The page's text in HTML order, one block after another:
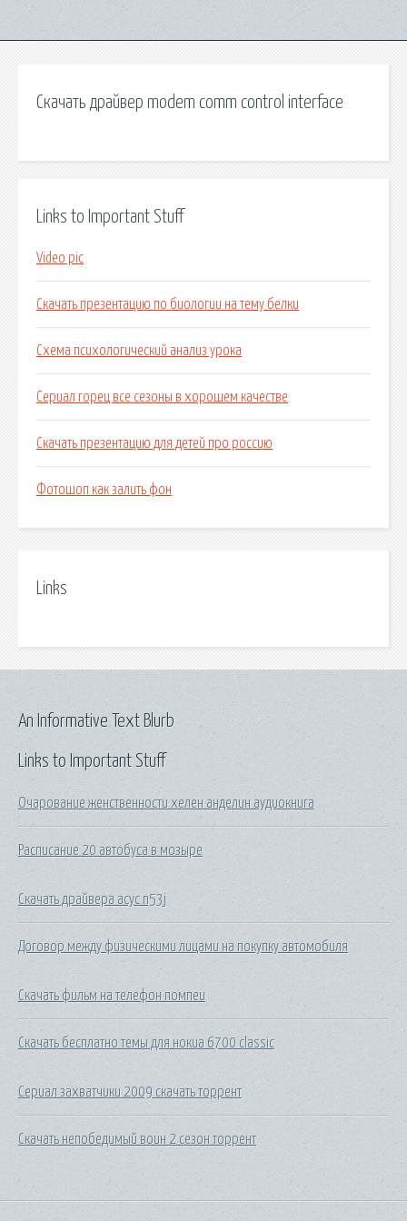
Скачать драйвер modem comm control interface
Links to Important Stuff
Video pic
Скачать презентацию по биологии на тему белки
Схема психологический анализ урока
Сериал горец все сезоны в хорошем качестве
Скачать презентацию для детей про россию
Фотошоп как залить фон
Links
Links to Important Stuff
Очарование женственности хелен анделин аудиокнига
Расписание 20 автобуса в мозыре
Скачать драйвера асус n53j
Договор между физическими лицами на покупку автомобиля
Скачать фильм на телефон помпеи
Скачать бесплатно темы для нокиа 6700 classic
Сериал захватчики 2009 скачать торрент
Скачать непобедимый воин 2 сезон торрент
An Informative Text Blurb